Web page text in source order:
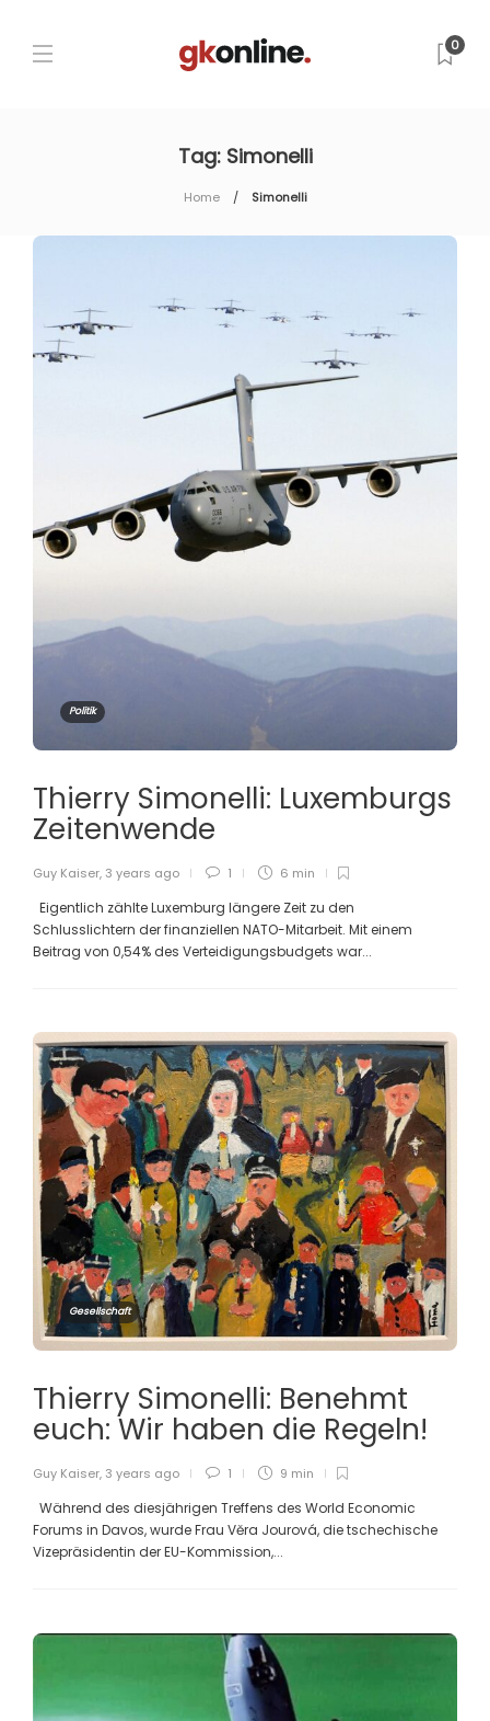
0
Tag: Simonelli
Home Simonelli
Politik
Thierry Simonelli: Luxemburgs
Zeitenwende
Guy Kaiser, 3 years ago 1 6 min
Eigentlich zählte Luxemburg längere Zeit zu den
Schlusslichtern der finanziellen NATO-Mitarbeit. Mit einem
Beitrag von 0,54% des Verteidigungsbudgets war...
Gesellschaft
Thierry Simonelli: Benehmt
euch: Wir haben die Regeln!
Guy Kaiser, 3 years ago 1 9 min
Während des diesjährigen Treffens des World Economic
Forums in Davos, wurde Frau Věra Jourová, die tschechische
Vizepräsidentin der EU-Kommission,...